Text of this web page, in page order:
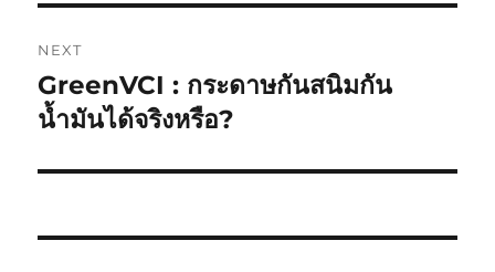
NEXT
Next
post:
GreenVCI : กระดาษกันสนิมกัน
น้ำมันได้จริงหรือ?